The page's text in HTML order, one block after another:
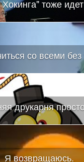
тоже
со всеми
друкарня
Я возвращаюсь.